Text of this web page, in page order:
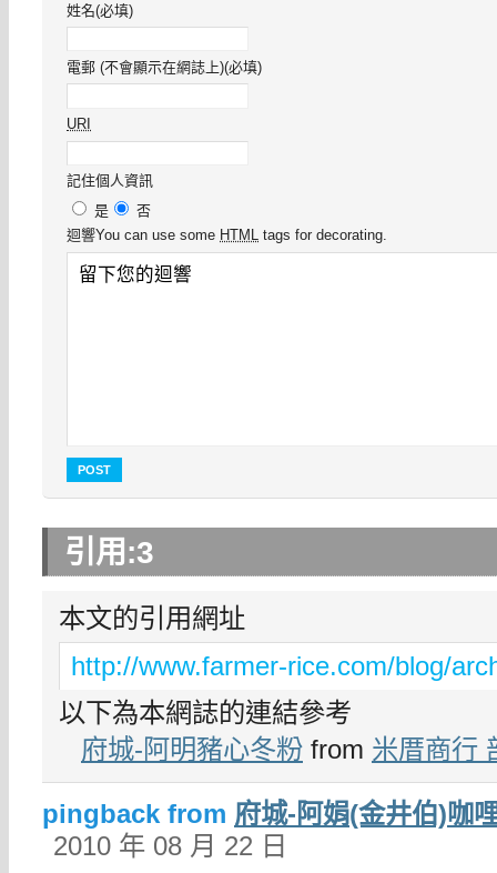
姓名(必填)
電郵 (不會顯示在網誌上)(必填)
URI
記住個人資訊
是
否
迴響You can use some HTML tags for decorating.
引用:3
本文的引用網址
http://www.farmer-rice.com/blog/
以下為本網誌的連結參考
府城-阿明豬心冬粉 from 米厝商行
pingback from 府城-阿娟(金井伯)咖
2010 年 08 月 22 日